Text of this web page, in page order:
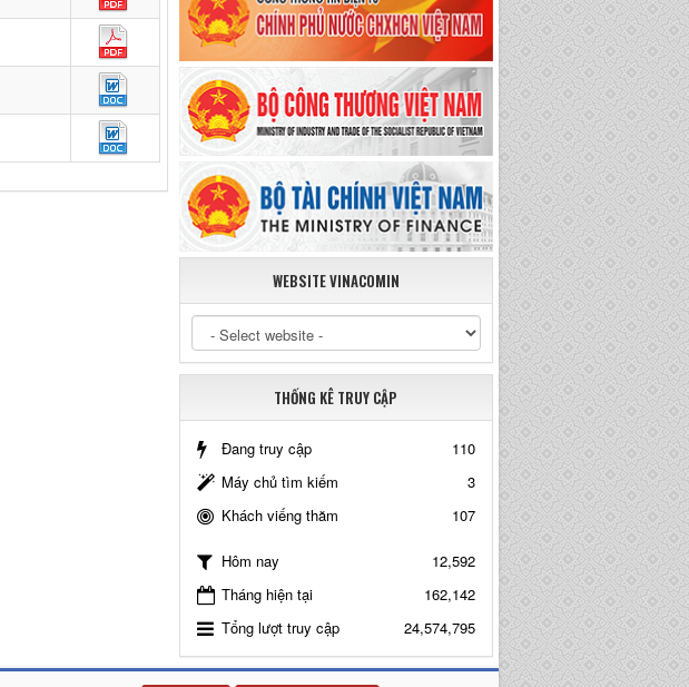
WEBSITE VINACOMIN
THỐNG KÊ TRUY CẬP
Đang truy cập
110
Máy chủ tìm kiếm
3
Khách viếng thăm
107
Hôm nay
12,592
Tháng hiện tại
162,142
Tổng lượt truy cập
24,574,795